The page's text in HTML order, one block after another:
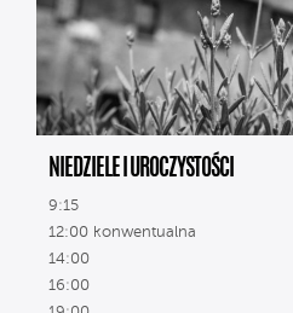
NIEDZIELE I UROCZYSTOŚCI
9:15
12:00 konwentualna
14:00
16:00